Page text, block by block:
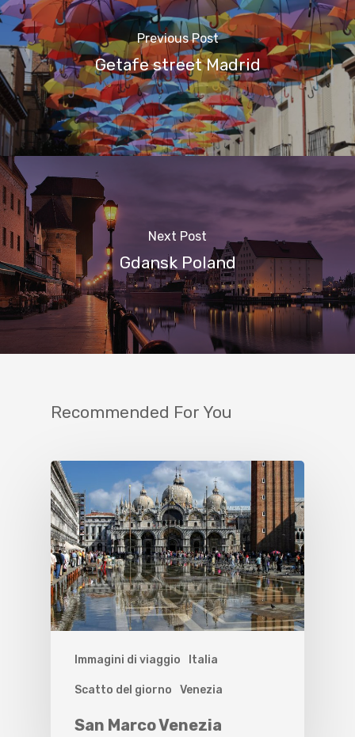
Previous Post
Getafe street Madrid
Next Post
Gdansk Poland
Recommended For You
Immagini di viaggio Italia
Scatto del giorno Venezia
San Marco Venezia